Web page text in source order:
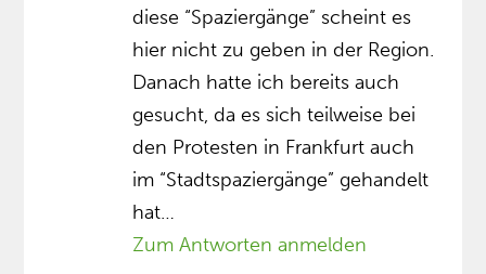
diese “Spaziergänge” scheint es
hier nicht zu geben in der Region.
Danach hatte ich bereits auch
gesucht, da es sich teilweise bei
den Protesten in Frankfurt auch
im “Stadtspaziergänge” gehandelt
hat…
Zum Antworten anmelden